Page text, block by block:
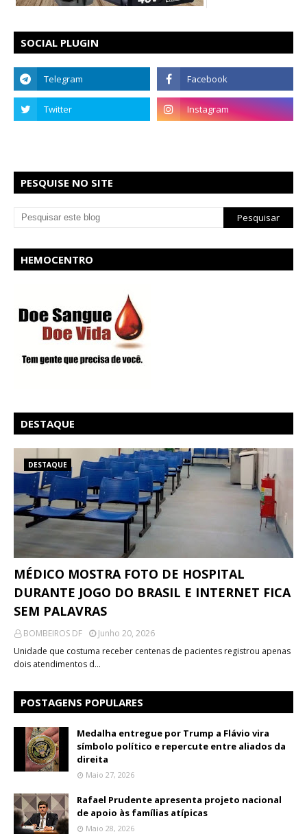
SOCIAL PLUGIN
PESQUISE NO SITE
HEMOCENTRO
DESTAQUE
DESTAQUE
MÉDICO MOSTRA FOTO DE HOSPITAL
DURANTE JOGO DO BRASIL E INTERNET FICA
SEM PALAVRAS
BOMBEIROS DF
Junho 20, 2026
Unidade que costuma receber centenas de pacientes registrou apenas
dois atendimentos d…
POSTAGENS POPULARES
Medalha entregue por Trump a Flávio vira
símbolo político e repercute entre aliados da
direita
Maio 27, 2026
Rafael Prudente apresenta projeto nacional
de apoio às famílias atípicas
Maio 28, 2026